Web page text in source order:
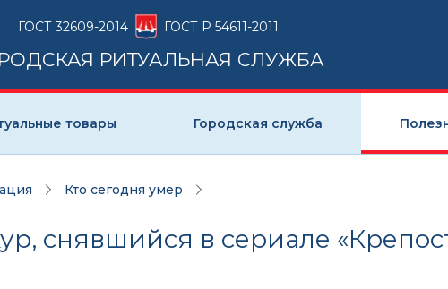
ГОСТ 32609-2014 ГОСТ Р 54611-2011
РИТУАЛЬНАЯ СЛУЖБА
товары Городская служба
Кто сегодня умер
снявшийся в сериале